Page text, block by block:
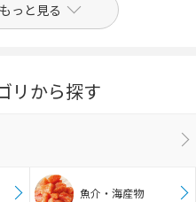
もっと見る
リから探す
魚介・海産物